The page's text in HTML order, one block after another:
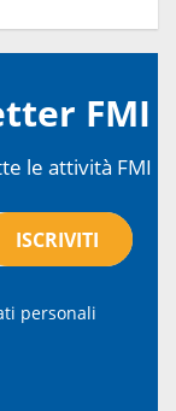
FMI
le attività FMI
personali